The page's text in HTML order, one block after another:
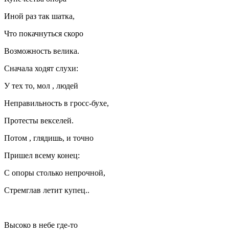
Иной раз так шатка,
Что покачнуться скоро
Возможность велика.
Сначала ходят слухи:
У тех то, мол , людей
Неправильность в гросс-бухе,
Протесты векселей.
Потом , глядишь, и точно
Пришел всему конец:
С опоры столько непрочной,
Стремглав летит купец..
Высоко в небе где-то